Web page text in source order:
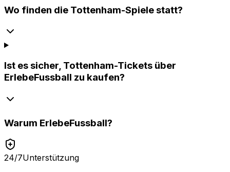
Wo finden die Tottenham-Spiele statt?
Ist es sicher, Tottenham-Tickets über
ErlebeFussball zu kaufen?
Warum ErlebeFussball?
24/7Unterstützung